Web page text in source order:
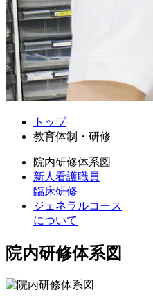
トップ
教育体制・研修
院内研修体系図
新人看護職員
臨床研修
ジェネラルコース
について
院内研修体系図